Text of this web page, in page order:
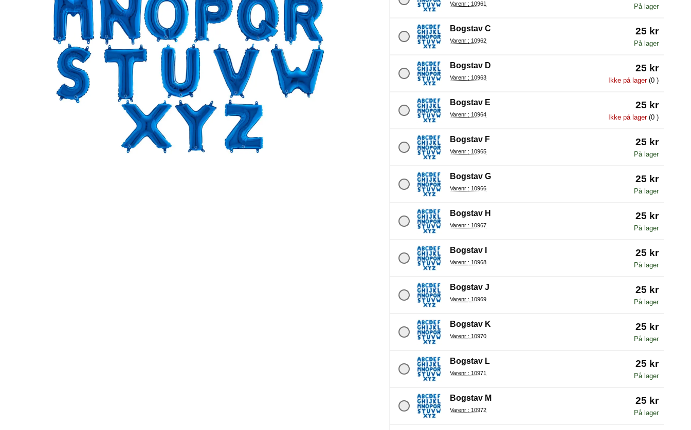
Varenr : 10961 På lager
Bogstav C
Varenr : 10962
25 kr
På lager
Bogstav D
Varenr : 10963
25 kr
Ikke på lager(0 )
Bogstav E
Varenr : 10964
25 kr
Ikke på lager(0 )
Bogstav F
Varenr : 10965
25 kr
På lager
Bogstav G
Varenr : 10966
25 kr
På lager
Bogstav H
Varenr : 10967
25 kr
På lager
Bogstav I
Varenr : 10968
25 kr
På lager
Bogstav J
Varenr : 10969
25 kr
På lager
Bogstav K
Varenr : 10970
25 kr
På lager
Bogstav L
Varenr : 10971
25 kr
På lager
Bogstav M
Varenr : 10972
25 kr
På lager